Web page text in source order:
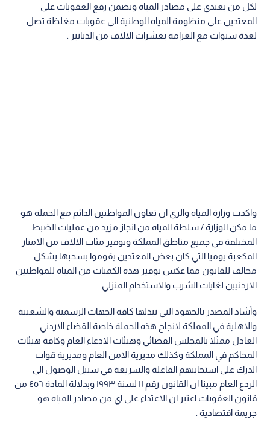
لكل من يعتدي على مصادر المياه وتضمن رفع العقوبات على
المعتدين على منظومة المياه الوطنية الى عقوبات مغلظة تصل
لعدة سنوات مع الغرامة بعشرات الالاف من الدنانير .
واكدت وزارة المياه والري ان تعاون المواطنين الدائم مع الحملة هو
ما مكن الوزارة / سلطة المياه من انجاز مزيد من عمليات الضبط
المختلفة في جميع مناطق المملكة وتوفير مئات الالاف من الامتار
المكعبة يوميا التي كان بعض المعتدين يقوموا بسحبها بشكل
مخالف للقانون مما عكس توفير هذه الكميات من المياه للمواطنين
الاردنيين لغايات الشرب والاستخدام المنزلي.
وأشاد المصدر بالجهود التي تبذلها كافة الجهات الرسمية والشعبية
والاهلية في المملكة لانجاح هذه الحملة خاصة القضاء الاردني
العادل ممثلا بالمجلس القضائي وهيئات الادعاء العام وكافة هيئات
المحاكم في المملكة وكذلك مديرية الامن العام ومديرية قوات
الدرك على استجابتهم الفاعلة والسريعة في سبيل الوصول الى
الردع العام مبينا ان القانون رقم ١١ لسنة ١٩٩٣ وبدلالة المادة ٤٥٦ من
قانون العقوبات اعتبر ان الاعتداء على اي من مصادر المياه هو
جريمة اقتصادية .